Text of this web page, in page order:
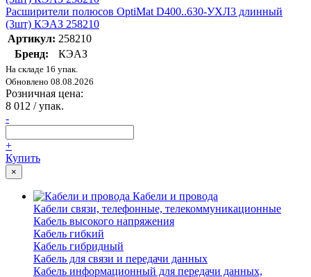
Расширители полюсов OptiMat D400..630-УХЛ3 длинный
(3шт) КЭАЗ 258210
Артикул: 258210
Бренд:
КЭАЗ
На складе 16 упак.
Обновлено 08.08.2026
Розничная цена:
8 012 / упак.
-
+
Купить
×
Кабели и провода
Кабели связи, телефонные, телекоммуникационные
Кабель высокого напряжения
Кабель гибкий
Кабель гибридный
Кабель для связи и передачи данных
Кабель информационный для передачи данных,